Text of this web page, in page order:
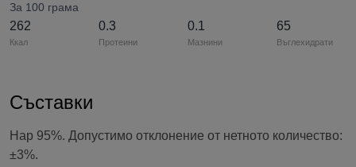
За 100 грама
262
Ккал
0.3
Протеини
0.1
Мазнини
65
Въглехидрати
Съставки
Нар 95%. Допустимо отклонение от нетното количество:
±3%.